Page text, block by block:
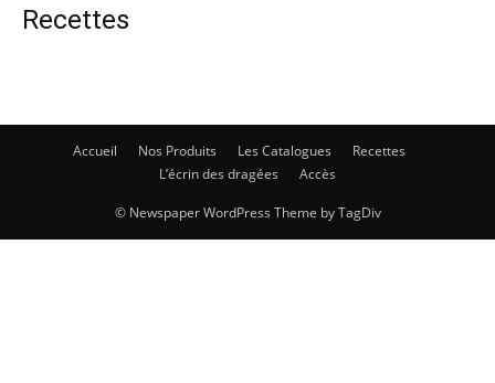
Recettes
Accueil Nos Produits Les Catalogues
Recettes
L’écrin des dragées
Accès
© Newspaper WordPress Theme by TagDiv